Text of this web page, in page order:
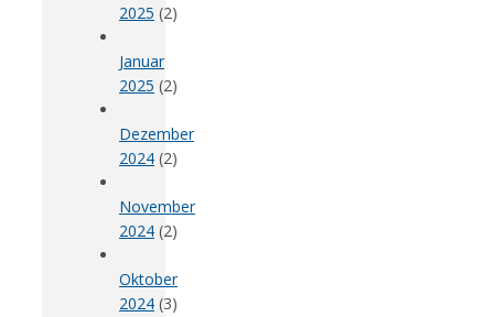
2025 (2)
Januar
2025 (2)
Dezember
2024 (2)
November
2024 (2)
Oktober
2024 (3)